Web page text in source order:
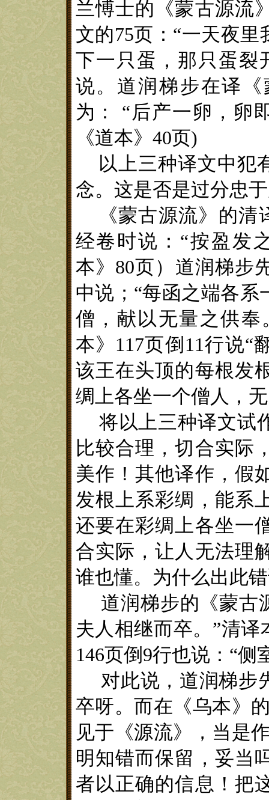
兰愽士的《蒙古源流
文的75页：“一天夜里
下一只蛋，那只蛋裂
说。 道润梯步在译 《
为 ： “后产一卵，卵
《道本》 40页)
以上三种译文中犯
念。这是否是过分忠
《蒙古源流》 的清
经卷时说：“按盈发
本》80页 ） 道润梯步
中说； “每函之端各系
僧，献以无量之供奉
本》 117页倒 11行说“
该王在头顶的每根发
绸上各坐一个僧人，
将以上三种译文试
比较合理，切合实际
美作！其他译作，假
发根上系彩绸 ，能系
还要在彩绸上各坐一
合实际，让人无法理
谁也懂。为什么出此
道润梯步的《蒙古
夫人相继而卒。 ”清译
146页倒 9行也说： “侧
对此说，道润梯步
卒呀。 而在 《乌本》
见于 《源流》
，当是
明知错而保留，妥当
者以正确的信息！把